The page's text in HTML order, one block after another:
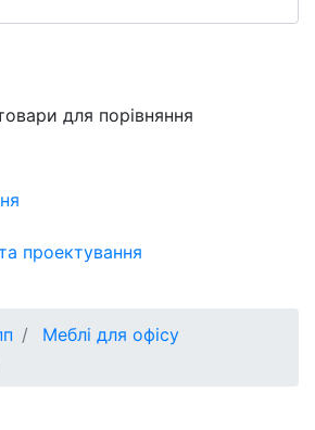
для порівняння
проектування
Меблі для офісу